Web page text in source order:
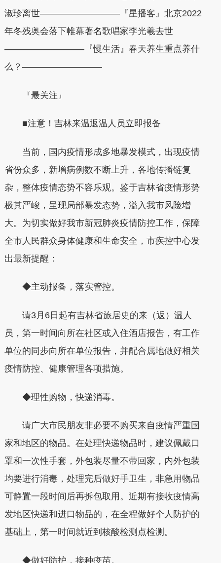
淑珍离世—————————『星播客』北京2022
年冬残奥会落下帷幕著名歌唱家李光羲去世
—————————『慢生活』春天养生重点养什
么？—————————
『最关注』
■注意！吉林来温返温人员立即报备
当前，国内疫情形成多地暴发模式，出现疫情
省份众多，新增病例数不断上升，各地传播链复
杂，整体疫情态势不容乐观。鉴于吉林省疫情形势
极其严峻，呈现局部暴发态势，溢入我市风险增
大。为切实做好我市新冠肺炎疫情防控工作，保障
全市人民群众身体健康和生命安全，市疾控中心发
出最新提醒：
◆主动报备，落实管控。
请3月6日起有吉林省旅居史的来（返）温人
员，第一时间向所在社区或入住酒店报告，有工作
单位的同步向所在单位报告，并配合属地做好相关
疫情防控、健康管理各项措施。
◆理性购物，快递消毒。
请广大市民朋友非必要不购买来自疫情严重国
家和地区的物品。在处理快递物品时，建议佩戴口
罩和一次性手套，外包装尽量不带回家，内外包装
均要进行消毒，处理完后做好手卫生，非急用物品
可静置一段时间后再拆包取用。近期有接收疫情高
发地区快递和进口物品的，在全程做好个人防护的
基础上，第一时间就近到核酸检测点检测。
◆做好防护，接种疫苗。